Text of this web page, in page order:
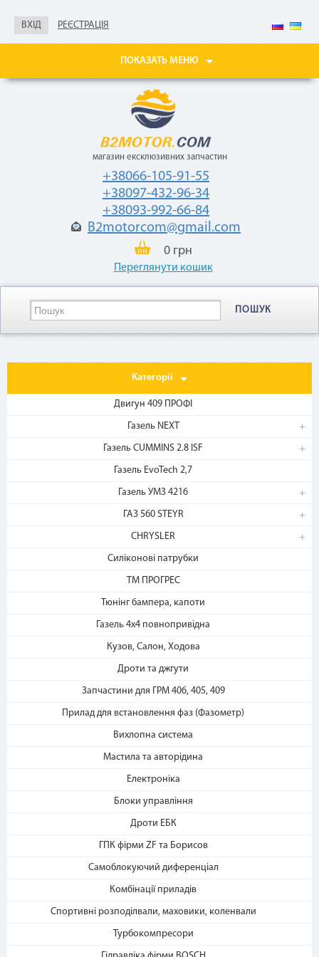
ВХІД РЕЄСТРАЦІЯ
ПОКАЗАТЬ МЕНЮ
магазин ексклюзивних запчастин
+38066-105-91-55
+38097-432-96-34
+38093-992-66-84
B2motorcom@gmail.com
0 грн
Переглянути кошик
ПОШУК
Категорії
Двигун 409 ПРОФІ
Газель NEXT
Газель CUMMINS 2.8 ISF
Газель EvoTech 2,7
Газель УМЗ 4216
ГАЗ 560 STEYR
CHRYSLER
Силіконові патрубки
ТМ ПРОГРЕС
Тюнінг бампера, капоти
Газель 4х4 повнопривідна
Кузов, Салон, Ходова
Дроти та джгути
Запчастини для ГРМ 406, 405, 409
Прилад для встановлення фаз (Фазометр)
Вихлопна система
Мастила та авторідина
Електроніка
Блоки управління
Дроти ЕБК
ГПК фірми ZF та Борисов
Самоблокуючий диференціал
Комбінації приладів
Спортивні розподілвали, маховики, коленвали
Турбокомпресори
«Мгновенная рассрочка»
Покупайте товары
в рассрочку до 24
ежемесячной
1. Выберите товар
на b2motor.com и положите
«Мгновенная рассрочка»
3. Укажите количество
покупку. С Вашей карты
спишется первый платеж